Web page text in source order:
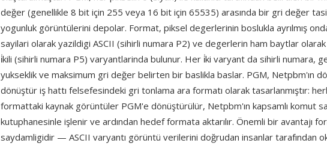
değer (genellikle 8 bit için 255 veya 16 bit için 65535) arasında bir gri değer
yogunluk görüntülerini depolar. Format, piksel degerlerinin boslukla ayrılmış
sayilari olarak yazildigi ASCII (sihirli numara P2) ve degerlerin ham baytlar
i̇kili (sihirli numara P5) varyantlarinda bulunur. Her i̇ki varyant da sihirli numara,
yukseklik ve maksimum gri değer belirten bir baslikla baslar. PGM, Netpbm'ın
dönüştür iş hattı felsefesindeki gri tonlama ara formatı olarak tasarlanmıştır:
formattaki kaynak görüntüler PGM'e dönüştürülür, Netpbm'ın kapsamlı komut
kutuphanesinle işlenir ve ardından hedef formata aktarılır. Önemli bir avantajı
saydamligidir — ASCII varyantı görüntü verilerini doğrudan insanlar tarafından